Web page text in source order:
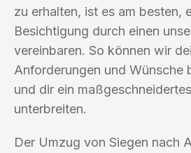
zu erhalten, ist es am besten,
Besichtigung durch einen
vereinbaren. So können wir
Anforderungen und Wünsche
und dir ein
unterbreiten.
Der Umzug von Siegen nach